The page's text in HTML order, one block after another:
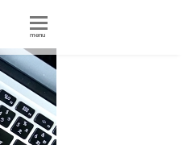
menu